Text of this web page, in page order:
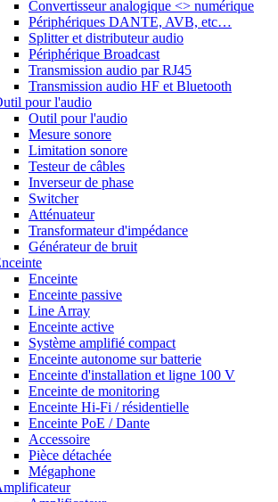
Convertisseur analogique <> numérique
Périphériques DANTE, AVB, etc…
Splitter et distributeur audio
Périphérique Broadcast
Transmission audio par RJ45
Transmission audio HF et Bluetooth
pour l'audio
Outil pour l'audio
Mesure sonore
Limitation sonore
Testeur de câbles
Inverseur de phase
Switcher
Atténuateur
Transformateur d'impédance
Générateur de bruit
Enceinte
Enceinte passive
Line Array
Enceinte active
Système amplifié compact
Enceinte autonome sur batterie
Enceinte d'installation et ligne 100 V
Enceinte de monitoring
Enceinte Hi-Fi / résidentielle
Enceinte PoE / Dante
Accessoire
Pièce détachée
Mégaphone